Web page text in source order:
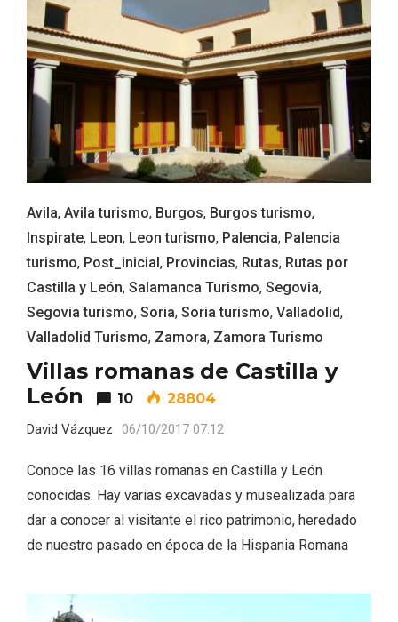
Avila, Avila turismo, Burgos, Burgos turismo,
Inspirate, Leon, Leon turismo, Palencia, Palencia
turismo, Post_inicial, Provincias, Rutas, Rutas por
Castilla y León, Salamanca Turismo, Segovia,
Segovia turismo, Soria, Soria turismo, Valladolid,
Valladolid Turismo, Zamora, Zamora Turismo
Villas romanas de Castilla y
León
10 28804
David Vázquez 06/10/2017 07:12
Conoce las 16 villas romanas en Castilla y León
conocidas. Hay varias excavadas y musealizada para
dar a conocer al visitante el rico patrimonio, heredado
de nuestro pasado en época de la Hispania Romana
Velay, una imagen renovada para el
vermouth de Valladolid
El Espinar, un pueblo oculto de la Sierra